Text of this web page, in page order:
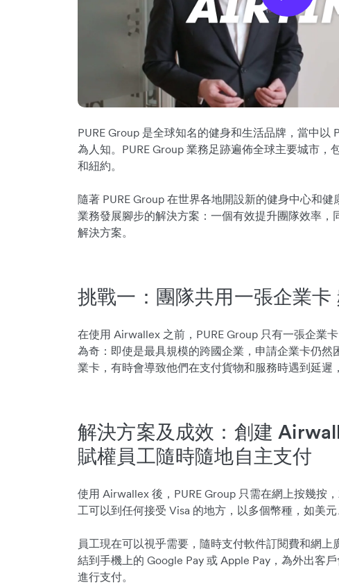
PURE Group 是全球知名的健身和生活品牌，當中以
為人知。PURE Group 業務足跡遍佈全球主要城市，
和紐約。
隨著 PURE Group 在世界各地開設新的健身中心和
業務發展腳步的解決方案：一個有效提升團隊效率，
解決方案。
挑戰一：團隊共用一張企業
在使用 Airwallex 之前，PURE Group 只有一張企業
為奇：即使是最具規模的跨國企業，申請企業卡仍然
業卡，有時會導致他們在支付貨物和服務時遇到延遲
解決方案及成效：創建
賦權員工隨時隨地自主支付
使用 Airwallex 後，PURE Group 只需在網上按幾按
工可以到任何接受 Visa 的地方，以多個幣種，如美元
員工現在可以視乎需要，隨時支付軟件訂閱費和網
結到手機上的 Google Pay 或 Apple Pay，為外出客
進行支付。